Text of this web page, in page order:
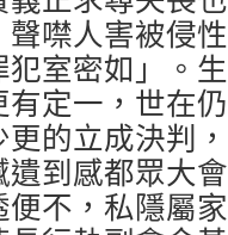
聲噤人害被侵
犯室密如」。
有定一，世在
更的立成決判
遺到感都眾大
便不，私隱屬